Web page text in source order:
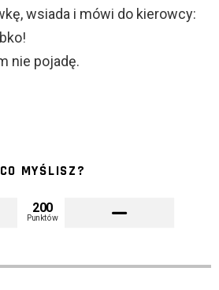
wsiada i mówi do kierowcy:
nie pojadę.
CO MYŚLISZ?
200
Punktów